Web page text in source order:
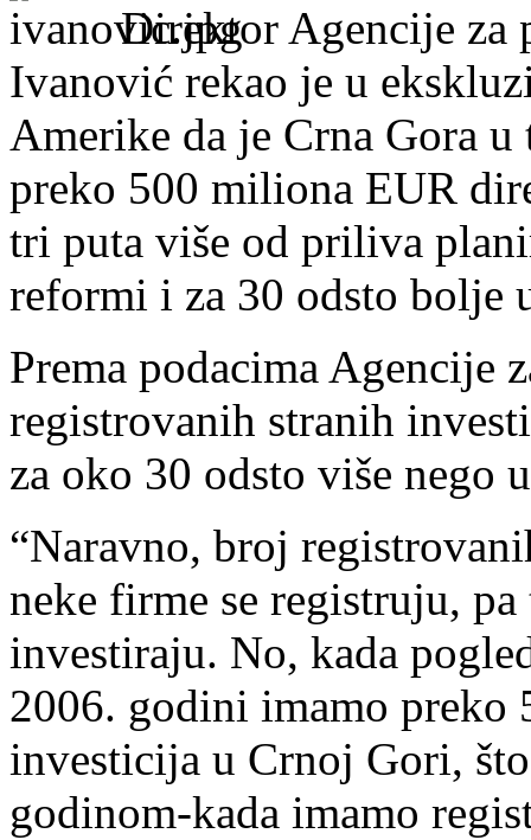
Direktor Agencije za
Ivanović rekao je u
Amerike da je Crna Gora
preko 500 miliona EUR
tri puta više od priliva
reformi i za 30 odsto bolje
Prema podacima Agencije
registrovanih stranih
za oko 30 odsto više nego
“Naravno, broj
neke firme se registruju,
investiraju. No, kada
2006. godini imamo preko
investicija u Crnoj Gori,
godinom-kada imamo